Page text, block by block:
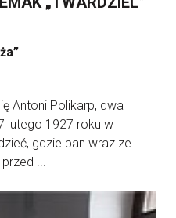
Antoni Polikarp, dwa
lutego 1927 roku w
gdzie pan wraz ze
...